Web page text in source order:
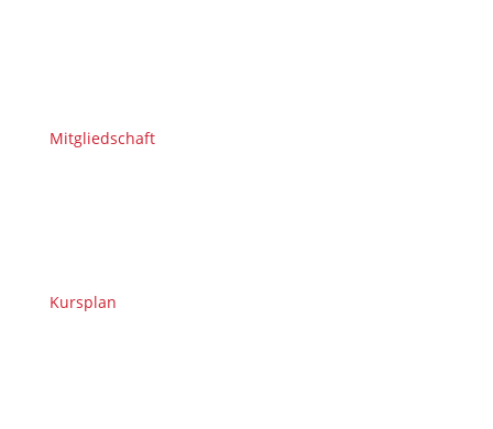
Mitgliedschaft
Kursplan